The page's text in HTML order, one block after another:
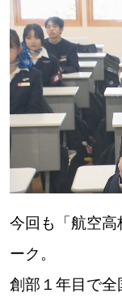
今回も「航空高
ーク。
創部１年目で